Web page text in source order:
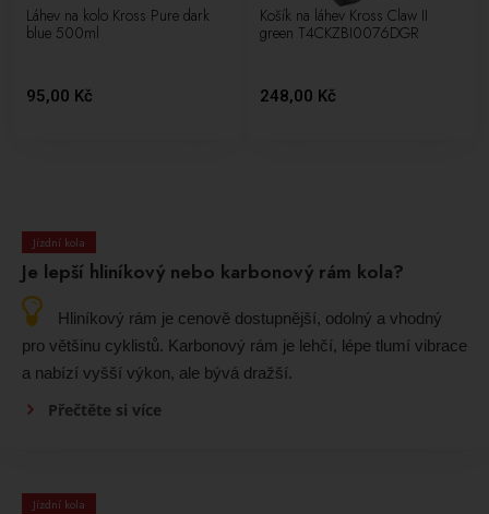
Láhev na kolo Kross Pure dark
blue 500ml
95,00 Kč
Košík na láhev Kross Claw II
green T4CKZBI0076DGR
248,00 Kč
Jízdní kola
Je lepší hliníkový nebo karbonový rám kola?
Hliníkový rám je cenově dostupnější, odolný a vhodný
pro většinu cyklistů. Karbonový rám je lehčí, lépe tlumí vibrace
a nabízí vyšší výkon, ale bývá dražší.
Přečtěte si více
Jízdní kola